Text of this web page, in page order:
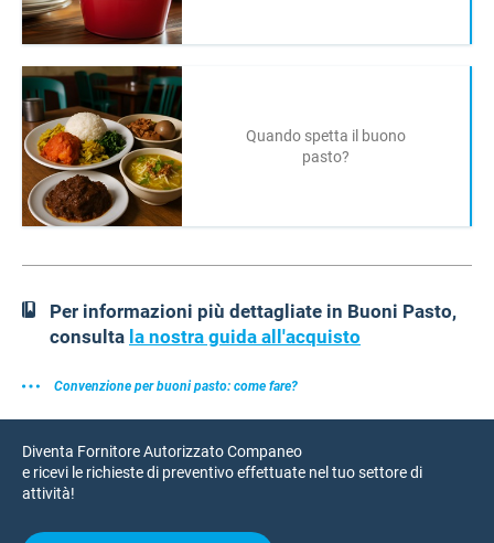
Quando spetta il buono
pasto?
Per informazioni più dettagliate in Buoni Pasto,
consulta la nostra guida all'acquisto
Convenzione per buoni pasto: come fare?
Diventa Fornitore Autorizzato Companeo
e ricevi le richieste di preventivo effettuate nel tuo settore di
attività!